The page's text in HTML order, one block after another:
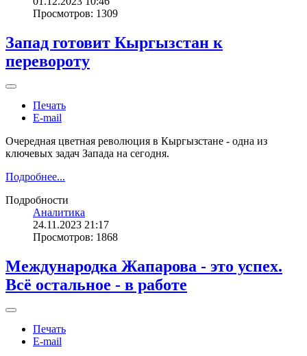
Просмотров: 1309
Запад готовит Кыргызстан к
перевороту
Печать
E-mail
Очередная цветная революция в Кыргызстане - одна из
ключевых задач Запада на сегодня.
Подробнее...
Подробности
Аналитика
24.11.2023 21:17
Просмотров: 1868
Международка Жапарова - это успех.
Всё остальное - в работе
Печать
E-mail